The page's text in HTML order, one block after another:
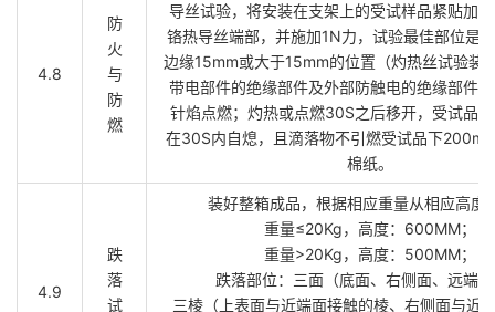
4.8
防
火
与
防
燃
导丝试验，将安装在支架上的受试样品紧贴加
铬热导丝端部，并施加1N力，试验最佳部位是
边缘15mm或大于15mm的位置（灼热丝试验装
带电部件的绝缘部件及外部防触电的绝缘部件
针焰点燃；灼热或点燃30S之后移开，受试品
在30S内自熄，且滴落物不引燃受试品下
棉纸。
4.9
跌
落
试
装好整箱成品，根据相应重量从相应高度
重量≤20Kg，高度：600MM；
重量>20Kg，高度：500MM；
跌落部位：三面（底面、右侧面、远端
三棱（上表面与近端面接触的棱、右侧面与近